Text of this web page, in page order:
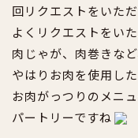
回リクエストをいた
よくリクエストをい
肉じゃが、肉巻きなど
やはりお肉を使用し
お肉がっつりのメニ
パートリーですね